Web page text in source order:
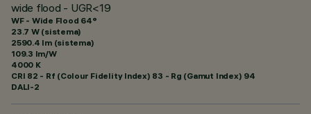
wide flood - UGR<19
WF - Wide Flood 64°
23.7 W (sistema)
2590.4 lm (sistema)
109.3 lm/W
4000 K
CRI 82 - Rf (Colour Fidelity Index) 83 - Rg (Gamut Index) 94
DALI-2